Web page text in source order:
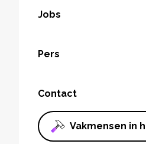
Jobs
Pers
Contact
Vakmensen in